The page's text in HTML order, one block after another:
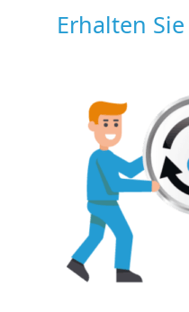
Erhalten